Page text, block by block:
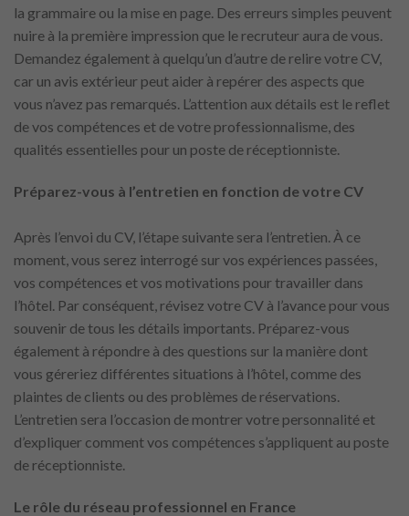
la grammaire ou la mise en page. Des erreurs simples peuvent
nuire à la première impression que le recruteur aura de vous.
Demandez également à quelqu’un d’autre de relire votre CV,
car un avis extérieur peut aider à repérer des aspects que
vous n’avez pas remarqués. L’attention aux détails est le reflet
de vos compétences et de votre professionnalisme, des
qualités essentielles pour un poste de réceptionniste.
Préparez-vous à l’entretien en fonction de votre CV
Après l’envoi du CV, l’étape suivante sera l’entretien. À ce
moment, vous serez interrogé sur vos expériences passées,
vos compétences et vos motivations pour travailler dans
l’hôtel. Par conséquent, révisez votre CV à l’avance pour vous
souvenir de tous les détails importants. Préparez-vous
également à répondre à des questions sur la manière dont
vous géreriez différentes situations à l’hôtel, comme des
plaintes de clients ou des problèmes de réservations.
L’entretien sera l’occasion de montrer votre personnalité et
d’expliquer comment vos compétences s’appliquent au poste
de réceptionniste.
Le rôle du réseau professionnel en France